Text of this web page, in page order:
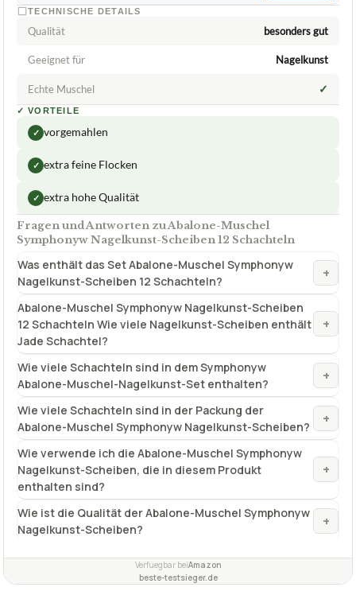
TECHNISCHE DETAILS
Qualität besonders gut
Geeignet für Nagelkunst
Echte Muschel ✓
✓ VORTEILE
✓ vorgemahlen
✓ extra feine Flocken
✓ extra hohe Qualität
Fragen und Antworten zu Abalone-Muschel
Symphonyw Nagelkunst-Scheiben 12 Schachteln
Was enthält das Set Abalone-Muschel Symphonyw
Nagelkunst-Scheiben 12 Schachteln?
+
Abalone-Muschel Symphonyw Nagelkunst-Scheiben
12 Schachteln Wie viele Nagelkunst-Scheiben enthält
Jade Schachtel?
+
Wie viele Schachteln sind in dem Symphonyw
Abalone-Muschel-Nagelkunst-Set enthalten?
+
Wie viele Schachteln sind in der Packung der
Abalone-Muschel Symphonyw Nagelkunst-Scheiben?
+
Wie verwende ich die Abalone-Muschel Symphonyw
Nagelkunst-Scheiben, die in diesem Produkt
enthalten sind?
+
Wie ist die Qualität der Abalone-Muschel Symphonyw
Nagelkunst-Scheiben?
+
Verfuegbar beiAmazon
beste-testsieger.de